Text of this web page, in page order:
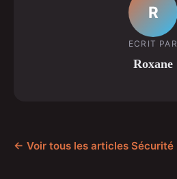
R
ECRIT PAR
Roxane
← Voir tous les articles Sécurité